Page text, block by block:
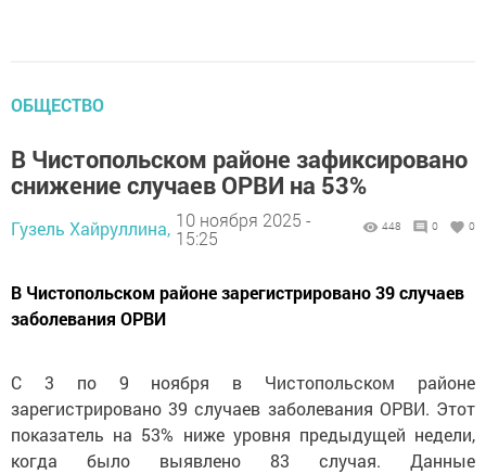
ОБЩЕСТВО
В Чистопольском районе зафиксировано
снижение случаев ОРВИ на 53%
Гузель Хайруллина, 10 ноября 2025 -
15:25
448 0 0
В Чистопольском районе зарегистрировано 39 случаев
заболевания ОРВИ
С 3 по 9 ноября в Чистопольском районе
зарегистрировано 39 случаев заболевания ОРВИ. Этот
показатель на 53% ниже уровня предыдущей недели,
когда было выявлено 83 случая. Данные